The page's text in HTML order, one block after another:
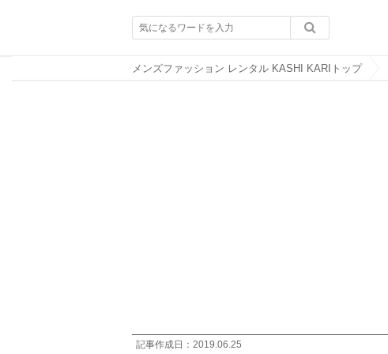
メンズファッション レンタル KASHI KARIトップ
記事作成日： 2019.06.25